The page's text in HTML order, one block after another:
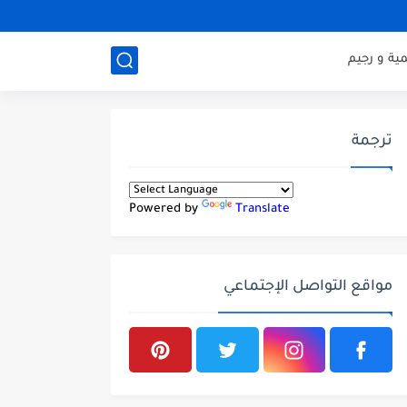
و رجيم
ترجمة
Powered by Translate
مواقع التواصل الإجتماعي